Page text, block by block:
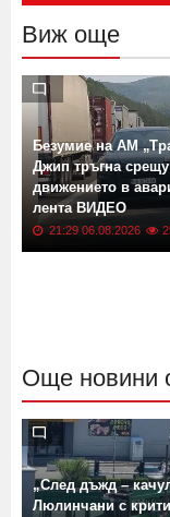
Виж още
Безумие на АМ
Джип тръгна срещу
движението в
лента ВИДЕО
21:29 06.08.2026
Още новини
„След дъжд –
Люлинчани с